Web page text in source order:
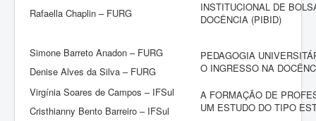
Rafaella Chaplin – FURG
INSTITUCIONAL DE
DOCÊNCIA (PIBID)
Simone Barreto Anadon – FURG
Denise Alves da Silva – FURG
PEDAGOGIA
O INGRESSO NA
Virgínia Soares de Campos – IFSul
Cristhianny Bento Barreiro – IFSul
A FORMAÇÃO DE
UM ESTUDO DO TIPO